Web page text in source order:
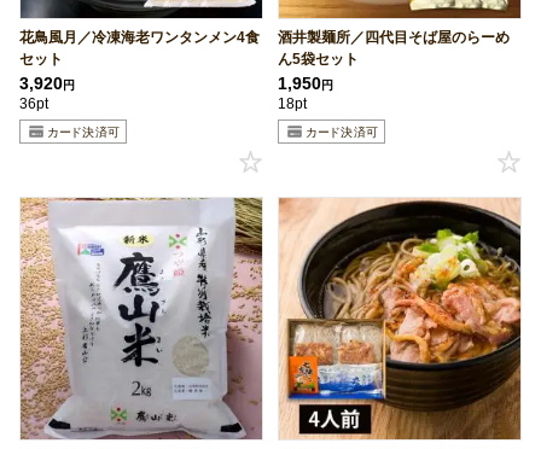
花鳥風月／冷凍海老ワンタンメン4食
セット
3,920円
36pt
酒井製麺所／四代目そば屋のらーめ
ん5袋セット
1,950円
18pt